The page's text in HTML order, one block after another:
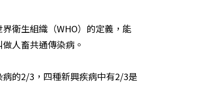
衛生組織（WHO）的定義，能
人畜共通傳染病。
的2/3，四種新興疾病中有2/3是